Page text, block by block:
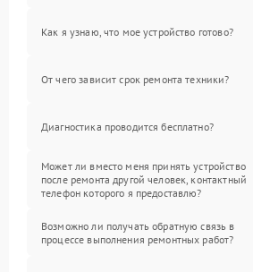
Как я узнаю, что мое устройство готово?
От чего зависит срок ремонта техники?
Диагностика проводится бесплатно?
Может ли вместо меня принять устройство
после ремонта другой человек, контактный
телефон которого я предоставлю?
Возможно ли получать обратную связь в
процессе выполнения ремонтных работ?